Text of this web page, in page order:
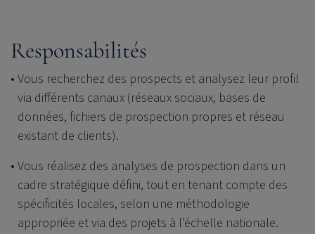
Responsabilités
Vous recherchez des prospects et analysez leur profil
via différents canaux (réseaux sociaux, bases de
données, fichiers de prospection propres et réseau
existant de clients).
Vous réalisez des analyses de prospection dans un
cadre stratégique défini, tout en tenant compte des
spécificités locales, selon une méthodologie
appropriée et via des projets à l’échelle nationale.